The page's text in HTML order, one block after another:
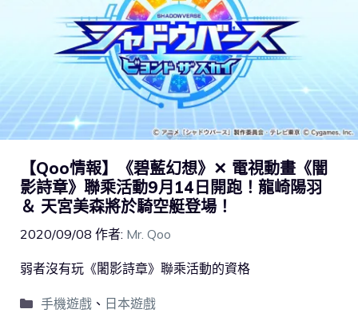
【Qoo情報】《碧藍幻想》✕ 電視動畫《闇
影詩章》聯乘活動9月14日開跑！龍崎陽羽
＆ 天宮美森將於騎空艇登場！
2020/09/08 作者: Mr. Qoo
弱者沒有玩《闍影詩章》聯乘活動的資格
手機遊戲、 日本遊戲